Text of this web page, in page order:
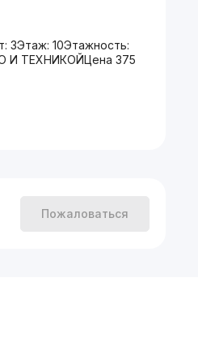
3Этаж: 10Этажность:
И ТЕХНИКОЙЦена 375
Пожаловаться